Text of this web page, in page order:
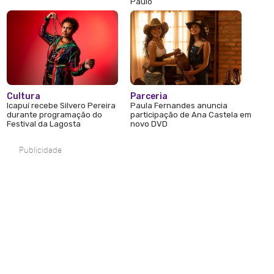
Cultura
Icapuí recebe Silvero Pereira
durante programação do
Festival da Lagosta
Parceria
Paula Fernandes anuncia
participação de Ana Castela em
novo DVD
Publicidade